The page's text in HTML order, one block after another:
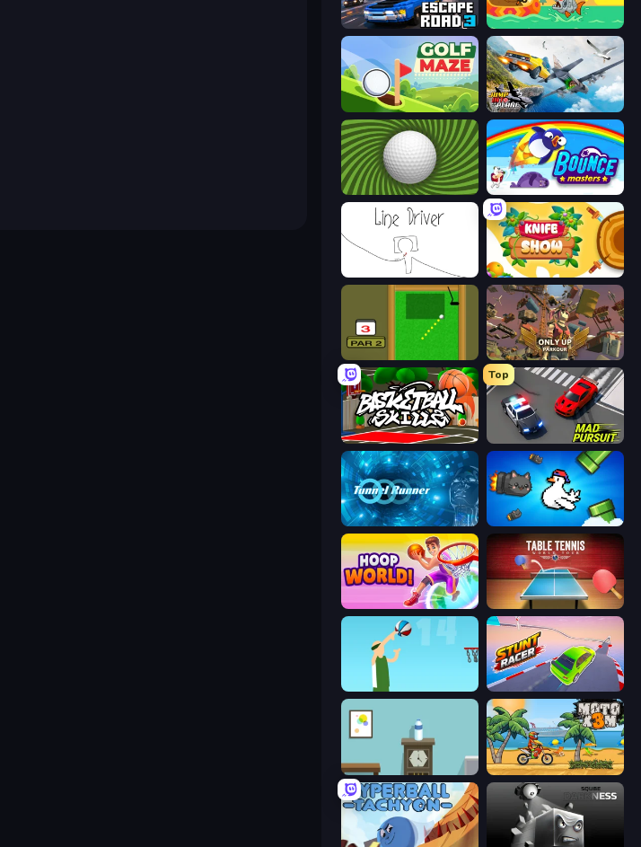
Escape Road 3 Fish Orbit
Golf Maze Jump Into The Plane
The Speedy Golf Bouncemasters
Knife Show
Only Up: Parkour
Basketball Skills
Top
Mad Pursuit
Tunnel Runner Honk
Hoop World 3D Table Tennis World Tour
Street Ball Jam Stunt Racer
Flip Bottle Moto X3M